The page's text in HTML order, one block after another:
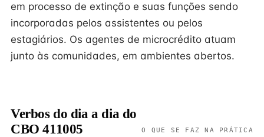
em processo de extinção e suas funções sendo
incorporadas pelos assistentes ou pelos
estagiários. Os agentes de microcrédito atuam
junto às comunidades, em ambientes abertos.
Verbos do dia a dia do
CBO 411005
O QUE SE FAZ NA PRÁTICA